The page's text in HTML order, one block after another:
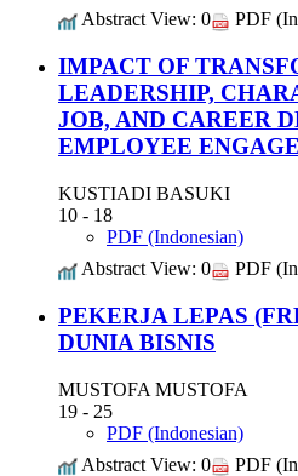
Abstract View: 0
PDF
IMPACT OF
LEADERSHIP,
JOB, AND CAREER
EMPLOYEE
KUSTIADI BASUKI
10 - 18
PDF (Indonesian)
Abstract View: 0
PDF
PEKERJA LEPAS
DUNIA BISNIS
MUSTOFA MUSTOFA
19 - 25
PDF (Indonesian)
Abstract View: 0
PDF